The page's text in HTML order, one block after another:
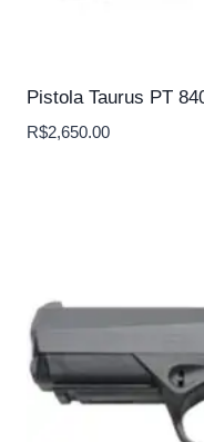
Pistola Taurus PT
R$2,650.00